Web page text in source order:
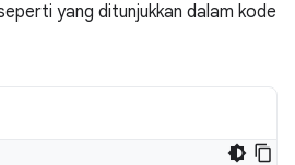
yang ditunjukkan dalam kode